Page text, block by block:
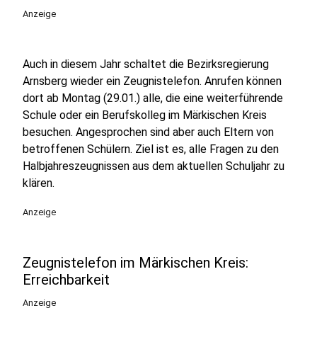
Anzeige
Auch in diesem Jahr schaltet die Bezirksregierung
Arnsberg wieder ein Zeugnistelefon. Anrufen können
dort ab Montag (29.01.) alle, die eine weiterführende
Schule oder ein Berufskolleg im Märkischen Kreis
besuchen. Angesprochen sind aber auch Eltern von
betroffenen Schülern. Ziel ist es, alle Fragen zu den
Halbjahreszeugnissen aus dem aktuellen Schuljahr zu
klären.
Anzeige
Zeugnistelefon im Märkischen Kreis:
Erreichbarkeit
Anzeige